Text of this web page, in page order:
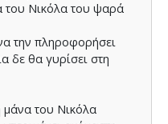
του Νικόλα του ψαρά
την πληροφορήσει
δε θα γυρίσει στη
µάνα του Νικόλα